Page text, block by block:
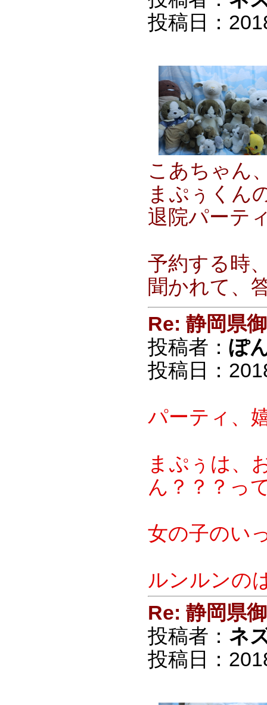
投稿日：
こあちゃん
まぷぅくん
退院パーテ
予約する時
聞かれて、
Re: 静岡県
投稿者： ぽ
投稿日：
パーティ、
まぷぅは、
ん？？？っ
女の子のい
ルンルンの
Re: 静岡県
投稿者： ネ
投稿日：